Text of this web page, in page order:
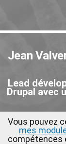
Jean
Lead
Drupal avec
Vous pouvez
mes
compétences